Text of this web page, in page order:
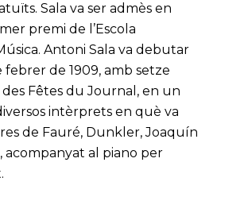
Sala va ser admès en
premi de l’Escola
Antoni Sala va debutar
febrer de 1909, amb setze
des Fêtes du Journal, en un
intèrprets en què va
de Fauré, Dunkler, Joaquín
acompanyat al piano per